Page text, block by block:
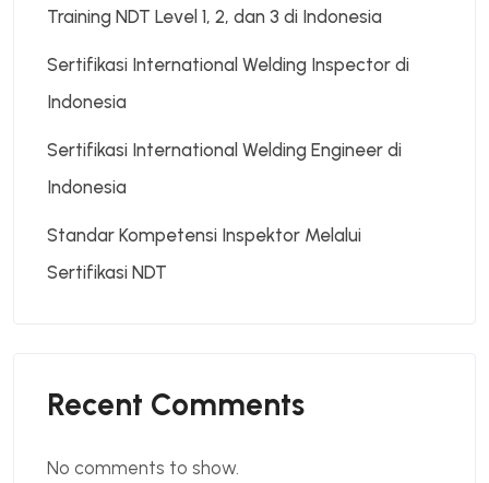
Training NDT Level 1, 2, dan 3 di Indonesia
Sertifikasi International Welding Inspector di
Indonesia
Sertifikasi International Welding Engineer di
Indonesia
Standar Kompetensi Inspektor Melalui
Sertifikasi NDT
Recent Comments
No comments to show.